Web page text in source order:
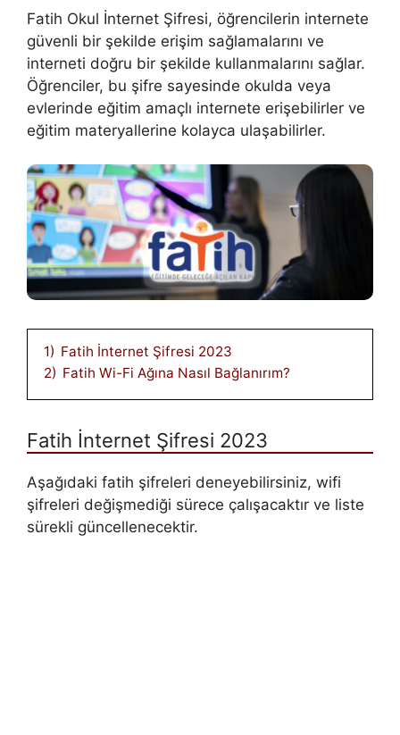
Fatih Okul İnternet Şifresi, öğrencilerin internete
güvenli bir şekilde erişim sağlamalarını ve
interneti doğru bir şekilde kullanmalarını sağlar.
Öğrenciler, bu şifre sayesinde okulda veya
evlerinde eğitim amaçlı internete erişebilirler ve
eğitim materyallerine kolayca ulaşabilirler.
1) Fatih İnternet Şifresi 2023
2) Fatih Wi-Fi Ağına Nasıl Bağlanırım?
Fatih İnternet Şifresi 2023
Aşağıdaki fatih şifreleri deneyebilirsiniz, wifi
şifreleri değişmediği sürece çalışacaktır ve liste
sürekli güncellenecektir.